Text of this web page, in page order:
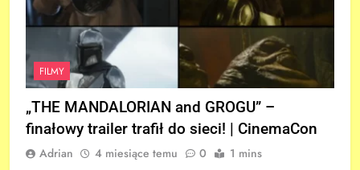
FILMY
„THE MANDALORIAN and GROGU” –
finałowy trailer trafił do sieci! | CinemaCon
Adrian 4 miesiące temu 0
1 mins